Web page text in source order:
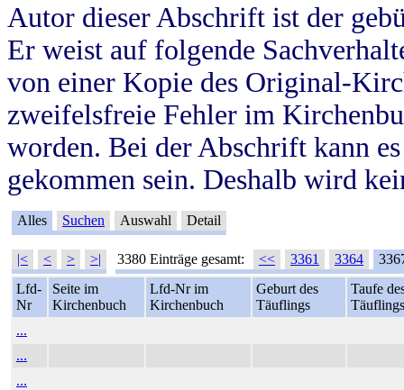
Autor dieser Abschrift ist der
Er weist auf folgende
von einer Kopie des Original-
zweifelsfreie Fehler im
worden. Bei der Abschrift kann
gekommen sein. Deshalb wird
Alles Suchen Auswahl Detail
|< < > >| 3380 Einträge gesamt: << 3361 3364
Lfd-
Nr
Seite im
Kirchenbuch
Lfd-Nr im
Kirchenbuch
Geburt des
Täuflings
Taufe
Täuflings
...
...
...